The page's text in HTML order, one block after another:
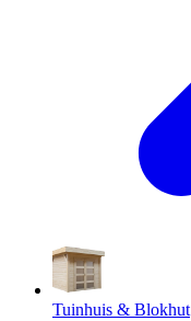
Tuinhuis & Blokhut